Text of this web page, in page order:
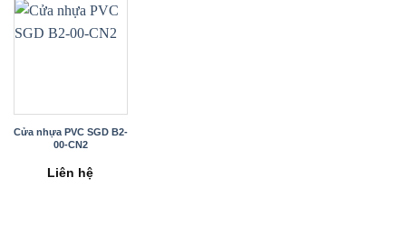
Cửa nhựa PVC SGD B2-
00-CN2
Liên hệ